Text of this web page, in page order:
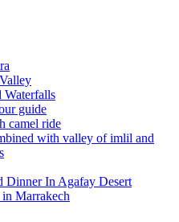
Waterfalls
guide
camel ride
with valley of imlil and
Dinner In Agafay Desert
Marrakech